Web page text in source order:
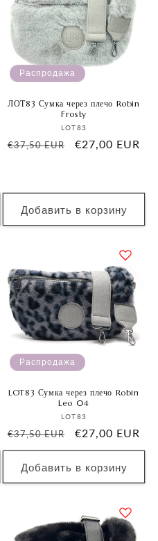
Распродажа
ЛОТ83 Сумка через плечо Robin
Frosty
Продавец:
LOT83
Обычная
€37,50 EUR
Цена
€27,00 EUR
Добавить в корзину
Распродажа
LOT83 Сумка через плечо Robin
Leo 04
Продавец:
LOT83
Обычная
цена
€37,50 EUR
Цена
со
скидкой
€27,00 EUR
Добавить в корзину